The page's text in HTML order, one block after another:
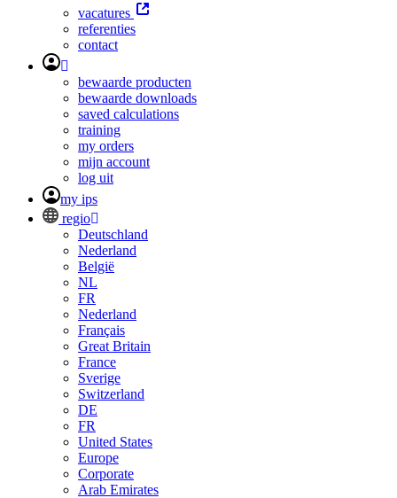
vacatures
referenties
contact
bewaarde producten
bewaarde downloads
saved calculations
training
my orders
mijn account
log uit
my ips
regio
Deutschland
Nederland
België
NL
FR
Nederland
Français
Great Britain
France
Sverige
Switzerland
DE
FR
United States
Europe
Corporate
Arab Emirates